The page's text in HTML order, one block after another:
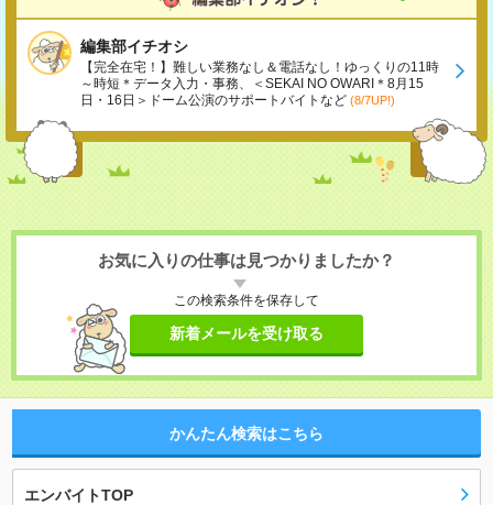
編集部イチオシ
【完全在宅！】難しい業務なし＆電話なし！ゆっくりの11時
～時短＊データ入力・事務、＜SEKAI NO OWARI＊8月15
日・16日＞ドーム公演のサポートバイトなど (8/7UP!)
お気に入りの仕事は見つかりましたか？
この検索条件を保存して
新着メールを受け取る
かんたん検索はこちら
エンバイトTOP